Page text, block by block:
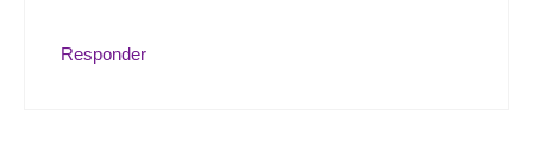
Responder